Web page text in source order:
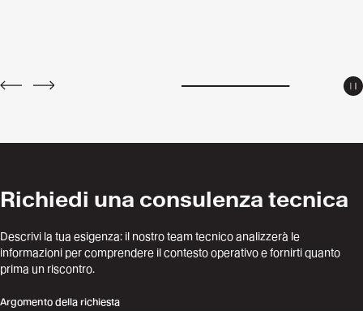
PREVNEXT
Richiedi una consulenza tecnica
Descrivi la tua esigenza: il nostro team tecnico analizzerà le
informazioni per comprendere il contesto operativo e fornirti quanto
prima un riscontro.
Argomento della richiesta